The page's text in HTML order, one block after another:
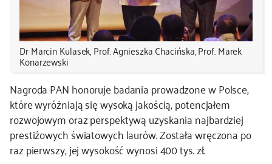
Dr Marcin Kulasek, Prof. Agnieszka Chacińska, Prof. Marek
Konarzewski
Nagroda PAN honoruje badania prowadzone w Polsce,
które wyróżniają się wysoką jakością, potencjałem
rozwojowym oraz perspektywą uzyskania najbardziej
prestiżowych światowych laurów. Została wręczona po
raz pierwszy, jej wysokość wynosi 400 tys. zł.